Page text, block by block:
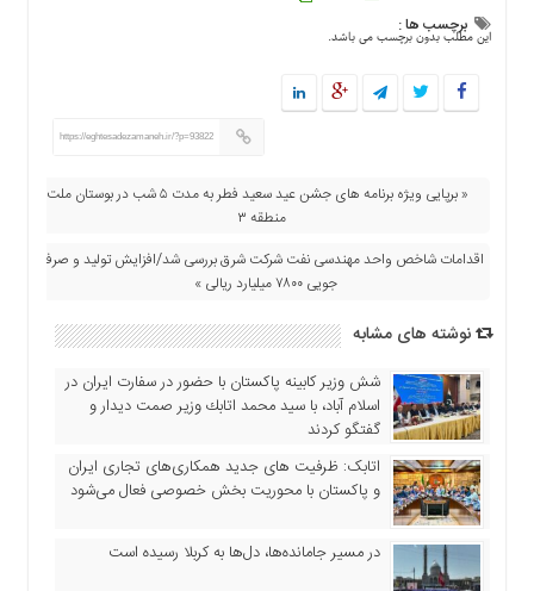
کتاب
اخبار
سایت
اجتماعی
اقتصادی
فرهنگ
برچسب ها :
این مطلب بدون برچسب می باشد.
https://eghtesadezamaneh.ir/?p=93822
« برپایی ویژه برنامه های جشن عید سعید فطر به مدت ۵ شب در بوستان ملت
منطقه ۳
اقدامات شاخص واحد مهندسی نفت شرکت شرق بررسی شد/افزایش تولید و صرفه
جویی ۷۸۰۰ میلیارد ریالی »
نوشته های مشابه
شش وزیر کابینه پاکستان با حضور در سفارت ایران در
اسلام آباد، با سيد محمد اتابك وزير صمت ديدار و
گفتگو كردند
اتابک: ظرفیت های جدید همکاری‌های تجاری ایران
و پاکستان با محوریت بخش خصوصی فعال می‌شود
در مسیر جا‌مانده‌ها، دل‌ها به کربلا رسیده است